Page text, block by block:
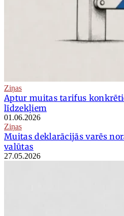
Ziņas
Aptur muitas tarifus
līdzekļiem
01.06.2026
Ziņas
Muitas deklarācijās varēs
valūtas
27.05.2026